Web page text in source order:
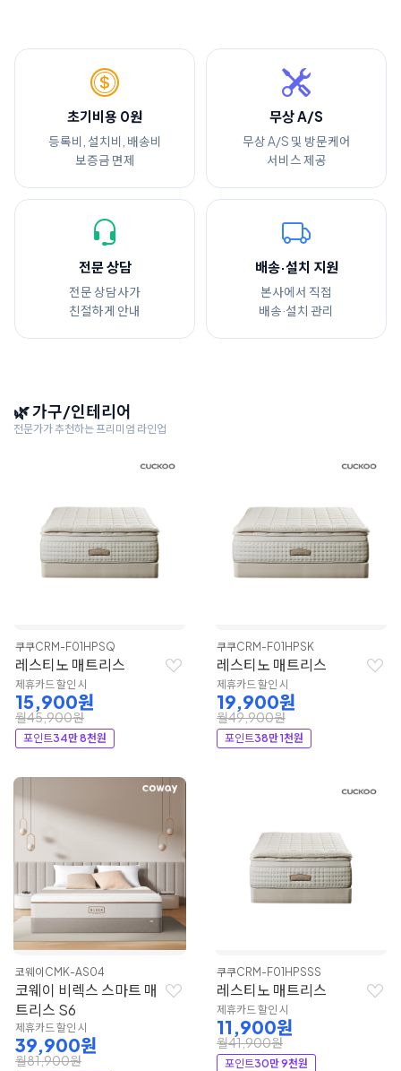
초기비용 0원
등록비, 설치비, 배송비
보증금 면제
무상 A/S
무상 A/S 및 방문케어
서비스 제공
전문 상담
전문 상담사가
친절하게 안내
배송·설치 지원
본사에서 직접
배송·설치 관리
🌿 가구/인테리어
전문가가 추천하는 프리미엄 라인업
쿠쿠CRM-F01HPSQ
레스티노 매트리스
제휴카드 할인 시
15,900원
월45,900원
포인트34만 8천원
쿠쿠CRM-F01HPSK
레스티노 매트리스
제휴카드 할인 시
19,900원
월49,900원
포인트38만 1천원
코웨이 CMK-AS04
코웨이 비렉스 스마트 매
트리스 S6
제휴카드 할인 시
39,900원
월81,900원
쿠쿠CRM-F01HPSSS
레스티노 매트리스
제휴카드 할인 시
11,900원
월41,900원
포인트30만 9천원